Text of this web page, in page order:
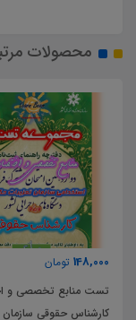
محصولات
148,000 تومان
تست منابع تخصصی و
کارشناس حقوقی سازمان